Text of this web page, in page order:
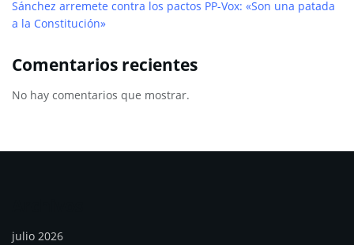
Sánchez arremete contra los pactos PP-Vox: «Son una patada
a la Constitución»
Comentarios recientes
No hay comentarios que mostrar.
julio 2026